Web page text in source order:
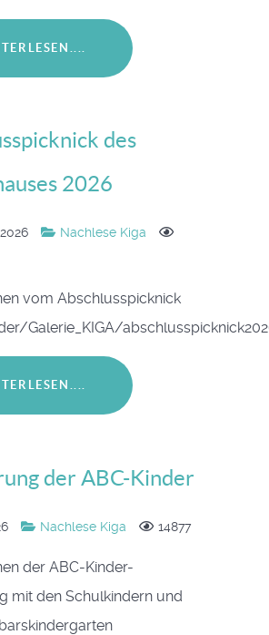
des
2026
Nachlese Kiga
vom Abschlusspicknick
Galerie_KIGA/
der ABC-Kinder
Nachlese Kiga 14877
der ABC-Kinder-
mit den Schulkindern und